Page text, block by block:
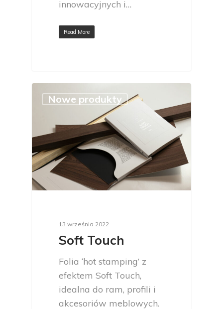
innowacyjnych i…
Read More
Nowe produkty
13 września 2022
Soft Touch
Folia ‘hot stamping’ z
efektem Soft Touch,
idealna do ram, profili i
akcesoriów meblowych.